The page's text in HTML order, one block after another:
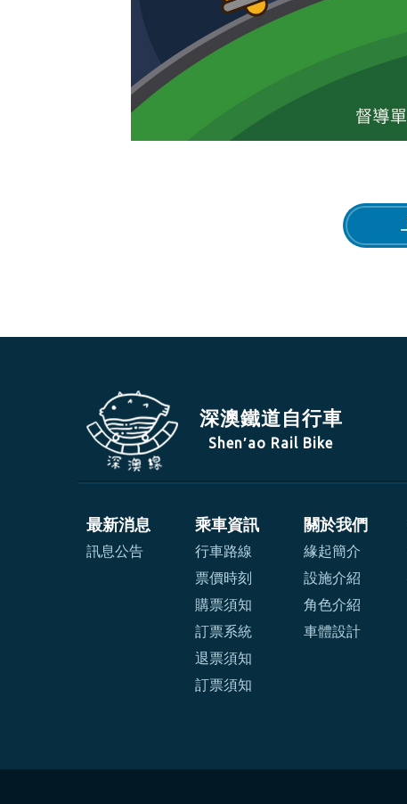
深澳鐵道自行車
Shen′ao Rail Bike
最新消息
訊息公告
乘車資訊
行車路線
票價時刻
購票須知
訂票系統
退票須知
訂票須知
關於我們
緣起簡介
設施介紹
角色介紹
車體設計